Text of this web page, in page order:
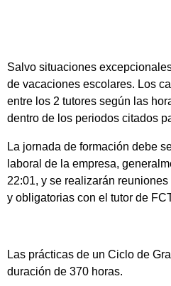
Salvo situaciones
de vacaciones escolares. Los
entre los 2 tutores según las
dentro de los periodos citados
La jornada de formación debe
laboral de la empresa,
22:01, y se realizarán
y obligatorias con el tutor de
Las prácticas de un Ciclo de
duración de 370 horas.